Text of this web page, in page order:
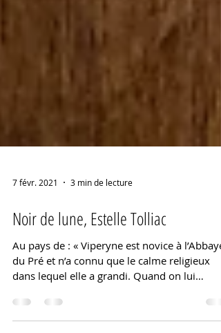
7 févr. 2021 3 min de lecture
Noir de lune, Estelle Tolliac
Au pays de : « Viperyne est novice à l’Abbaye
du Pré et n’a connu que le calme religieux
demande...